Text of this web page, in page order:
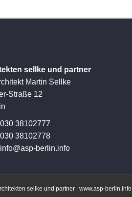
sellke und partner
Martin Sellke
Straße 12
030 38102777
030 38102778
info@asp-berlin.info
sellke und partner | www.asp-berlin.info